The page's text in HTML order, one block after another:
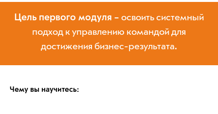
Цель первого модуля – освоить системный
подход к управлению командой для
достижения бизнес-результата.
Чему вы научитесь: